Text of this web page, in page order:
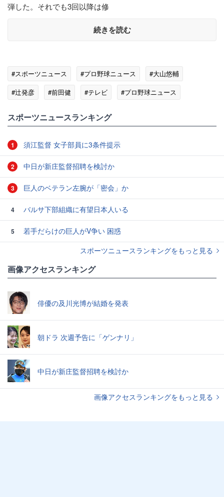
弾した。それでも3回以降は修
続きを読む
#スポーツニュース #プロ野球ニュース
#大山悠輔
#辻発彦
#前田健 #テレビ
#プロ野球ニュース
スポーツニュースランキング
1 須江監督 女子部員に3条件提示
2 中日が新庄監督招聘を検討か
3 巨人のベテラン左腕が「密会」か
4 バルサ下部組織に有望日本人いる
5
若手だらけの巨人がV争い 困惑
スポーツニュースランキングをもっと見る
画像アクセスランキング
俳優の及川光博が結婚を発表
朝ドラ 次週予告に「ゲンナリ」
中日が新庄監督招聘を検討か
画像アクセスランキングをもっと見る